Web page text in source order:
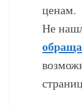
ценам.
Не